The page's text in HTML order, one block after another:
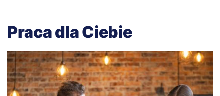
Praca dla Ciebie